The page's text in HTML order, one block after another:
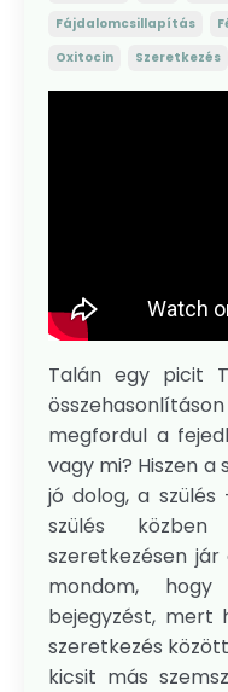
Fájdalomcsillapítás
Oxitocin
Szeretkezés
Talán egy picit
megfordul a
vagy mi? Hiszen a
jó dolog, a
szülés
szeretkezésen
mondom,
bejegyzést, mert
szeretkezés
kicsit más